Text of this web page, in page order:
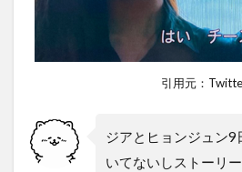
引用元：
ジアとヒョンジュン
いてないしストーリ